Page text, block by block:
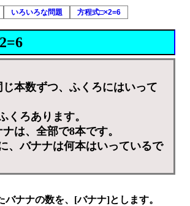
いろいろな問題 方程式□×2=6
本数ずつ、ふくろにはいって
くろあります。
は、全部で8本です。
、バナナは何本はいっているで
バナナの数を、[バナナ]とします。